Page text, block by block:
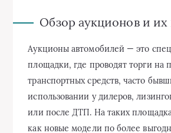
Обзор аукционов и
Аукционы автомобилей — это
площадки, где проводят торги на
транспортных средств, часто
использовании у дилеров,
или после ДТП. На таких
как новые модели по более